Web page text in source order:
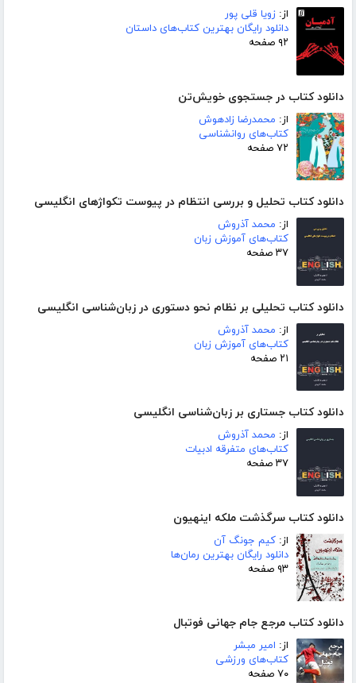
از: زویا قلی پور
دانلود رایگان بهترین کتاب‌های داستان
۹۲ صفحه
دانلود کتاب در جستجوی خویش‌تن
از: محمدرضا زادهوش
کتاب‌های روانشناسی
۷۲ صفحه
دانلود کتاب تحلیل و بررسی انتظام در پیوست تکواژهای انگلیسی
از: محمد آذروش
کتاب‌های آموزش زبان
۳۷ صفحه
دانلود کتاب تحلیلی بر نظام نحو دستوری در زبان‌شناسی انگلیسی
از: محمد آذروش
کتاب‌های آموزش زبان
۲۱ صفحه
دانلود کتاب جستاری بر زبان‌شناسی انگلیسی
از: محمد آذروش
کتاب‌های متفرقه ادبیات
۳۷ صفحه
دانلود کتاب سرگذشت ملکه اینهیون
از: کیم جونگ آن
دانلود رایگان بهترین رمان‌ها
۹۳ صفحه
دانلود کتاب مرجع جام جهانی فوتبال
از: امیر مبشر
کتاب‌های ورزشی
۷۰ صفحه